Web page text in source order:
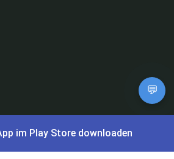
💬
im Play Store downloaden